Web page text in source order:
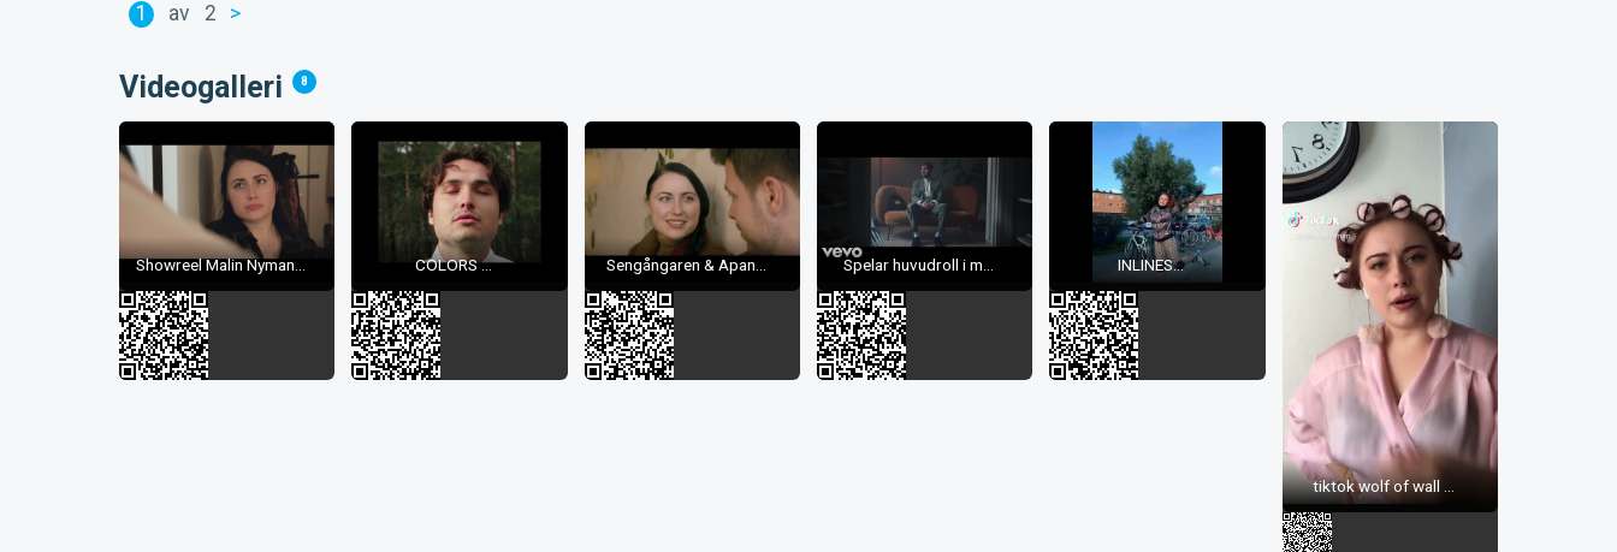
1 av 2 >
Videogalleri 8
Showreel Malin Nyman... COLORS ... Sengångaren & Apan... Spelar huvudroll i m... INLINES...
tiktok wolf of wall ...